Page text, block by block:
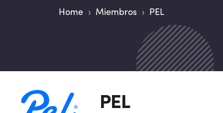
Home › Miembros › PEL
PEL